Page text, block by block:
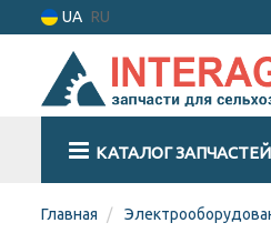
UA RU
КАТАЛОГ ЗАПЧАСТЕЙ
Главная